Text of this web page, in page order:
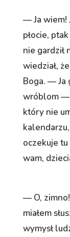
— Ja wiem!
płocie,
nie gardził
wiedział,
Boga. — Ja
wróblom —
który nie
oczekuje tu
wam,
— O,
miałem
wymysł